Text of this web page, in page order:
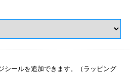
シールを追加できます。（ラッピング